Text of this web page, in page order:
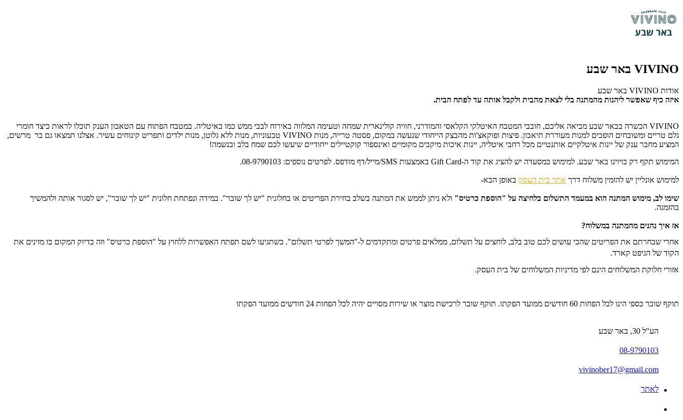
VIVINO באר שבע
אודות VIVINO באר שבע
איזה כיף שאפשר ליהנות מהמתנה בלי לצאת מהבית ולקבל אותה עד לפתח הבית.
VIVINO הכשרה בבאר שבע מביאה אליכם, חובבי המטבח האיטלקי הקלאסי והמודרני, חוויה קולינארית שמחה וטעימה המלווה באירוח לבבי ממש כמו באיטליה. במטבח הפתוח עם הטאבון הענק תוכלו לראות כיצד חומרי
גלם טריים ומשובחים הופכים למנות מעוררת תיאבון. פיצות ופוקאצ'ות מהבצק הייחודי שנעשה במקום, פסטה טרייה, מנות VIVINO טבעוניות, מנות ללא גלוטן, מנות ילדים ותפריט קינוחים עשיר. אצלנו תמצאו גם בר מרשים,
המציע מחבר ענק של יינות איטלקיים אותנטיים מכל רחבי איטליה, יינות איכות מיקבים מקומיים ואינספור קוקטיילים ייחודיים שיעשו לכם שמח בלב ובנשמה!
המימוש תקף רק בויוינו באר שבע. למימוש במסעדה יש להציג את קוד ה-Gift Card באמצעות SMS/מייל/דף מודפס. לפרטים נוספים: 08-9790103.
למימוש אונליין יש להזמין משלוח דרך אתר בית העסק באופן הבא-
שימו לב, מימוש המתנה הוא במעמד התשלום בלחיצה על "הוספת כרטיס" ולא ניתן לממש את המתנה בשלב בחירת הפריטים או בחלונית "יש לך שובר". במידה ונפתחת חלונית "יש לך שובר", יש לסגור אותה ולהמשיך
בהזמנה.
אז איך נהנים מהמתנה במשלוח?
אחרי שבחרתם את הפריטים שהכי עושים לכם טוב בלב, לוחצים על תשלום, ממלאים פרטים ומתקדמים ל-"המשך לפרטי תשלום". כשתגיעו לשם תפתח האפשרות ללחוץ על "הוספת כרטיס" וזה בדיוק המקום בו מזינים את
הקוד של הגיפט קארד.
אזורי חלוקת המשלוחים הינם לפי מדיניות המשלוחים של בית העסק.
תוקף שובר כספי הינו לכל הפחות 60 חודשים ממועד הפקתו. תוקף שובר לרכישת מוצר או שירות מסויים יהיה לכל הפחות 24 חודשים ממועד הפקתו
הע"ל 30, באר שבע
08-9790103
vivinober17@gmail.com
לאתר